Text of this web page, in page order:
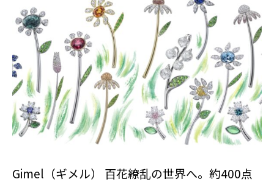
Gimel（ギメル） 百花繚乱の世界へ。約400点